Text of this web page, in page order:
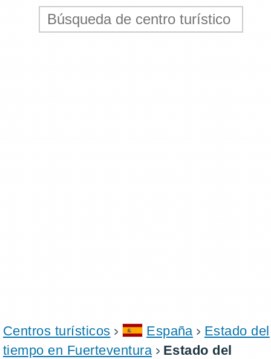
Centros turísticos España
Estado del
tiempo en Fuerteventura
Estado del